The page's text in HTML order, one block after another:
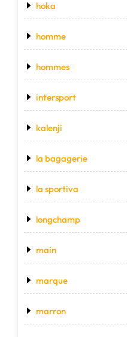
hoka
homme
hommes
intersport
kalenji
la bagagerie
la sportiva
longchamp
main
marque
marron